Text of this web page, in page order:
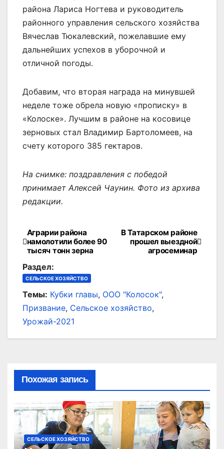
района Лариса Ногтева и руководитель
районного управления сельского хозяйства
Вячеслав Тюкалевский, пожелавшие ему
дальнейших успехов в уборочной и
отличной погоды.
Добавим, что вторая награда на минувшей
неделе тоже обрела новую «прописку» в
«Колоске». Лучшим в районе на косовице
зерновых стал Владимир Бартоломеев, на
счету которого 385 гектаров.
На снимке: поздравления с победой
принимает Алексей Чаунин. Фото из архива
редакции.
Навигация
по
записям
В Татарском районе
прошел выездной
агросеминар
Аграрии района
намолотили более 90
тысяч тонн зерна
Раздел:
СЕЛЬСКОЕ ХОЗЯЙСТВО
Темы: Кубки главы, ООО "Колосок",
Призвание, Сельское хозяйство,
Урожай-2021
Похожая запись
СЕЛЬСКОЕ ХОЗЯЙСТВО